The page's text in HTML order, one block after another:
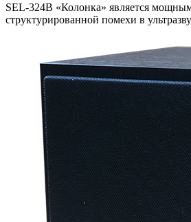
SEL-324В «Колонка» является
структурированной помехи в